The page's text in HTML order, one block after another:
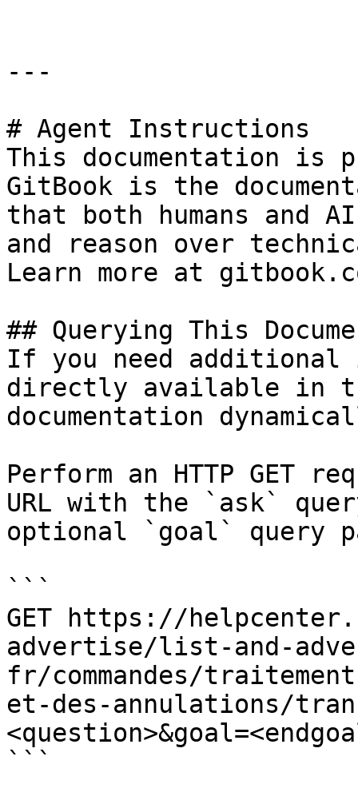
---
# Agent Instructions
This documentation is
GitBook is the
that both humans and
and reason over
Learn more at
## Querying This
If you need
directly available in
documentation
Perform an HTTP GET
URL with the `ask`
optional `goal` query
```
GET https://
advertise/list-and-
fr/commandes/
et-des-annulations/
```